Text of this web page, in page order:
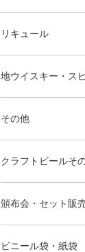
リキュール
地ウイスキー・ス
その他
クラフトビールそ
頒布会・セット販
ビニール袋・紙袋